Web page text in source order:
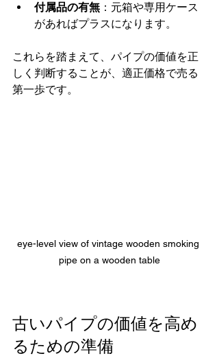
付属品の有無 ：元箱や専用ケース
があればプラスになります。
これらを踏まえて、パイプの価値を正
しく判断することが、適正価格で売る
第一歩です。
eye-level view of vintage wooden smoking
pipe on a wooden table
古いパイプの価値を高め
るための準備